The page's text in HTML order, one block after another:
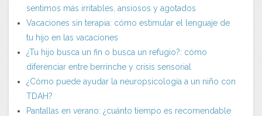
sentimos más irritables, ansiosos y agotados
Vacaciones sin terapia: cómo estimular el lenguaje de
tu hijo en las vacaciones
¿Tu hijo busca un fin o busca un refugio?: cómo
diferenciar entre berrinche y crisis sensorial
¿Cómo puede ayudar la neuropsicología a un niño con
TDAH?
Pantallas en verano: ¿cuánto tiempo es recomendable